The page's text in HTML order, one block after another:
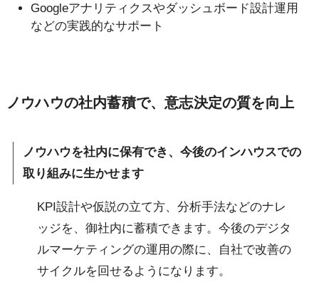
Googleアナリティクスやダッシュボード設計運用
などの実践的なサポート
ノウハウの社内蓄積で、意志決定の質を向上
ノウハウを社内に保有でき、今後のインハウスでの
取り組みに生かせます
KPI設計や仮説の立て方、分析手法などのナレ
ッジを、御社内に蓄積できます。今後のデジタ
ルマーケティングの運用の際に、自社で改善の
サイクルを回せるようになります。